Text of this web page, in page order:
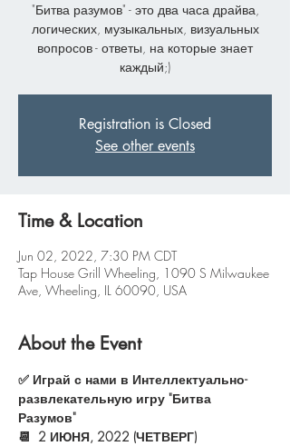
"Битва разумов" - это два часа драйва,
логических, музыкальных, визуальных
вопросов - ответы, на которые знает
каждый;)
Registration is Closed
See other events
Time & Location
Jun 02, 2022, 7:30 PM CDT
Tap House Grill Wheeling, 1090 S Milwaukee
Ave, Wheeling, IL 60090, USA
About the Event
✅ Играй с нами в Интеллектуально-
развлекательную игру "Битва
Разумов"
📆  2 ИЮНЯ, 2022 (ЧЕТВЕРГ)